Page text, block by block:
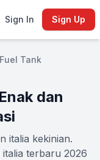
Sign In Sign Up
Fuel Tank
dan
italia kekinian.
terbaru 2026